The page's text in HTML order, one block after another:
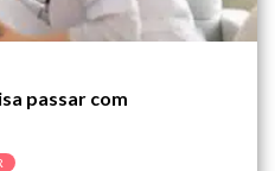
passar com